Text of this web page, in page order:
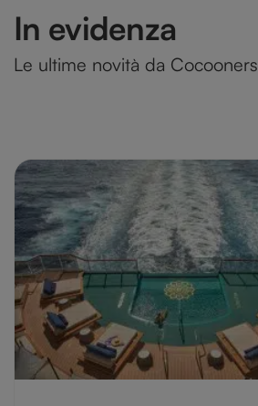
In evidenza
Le ultime novità da Cocooners